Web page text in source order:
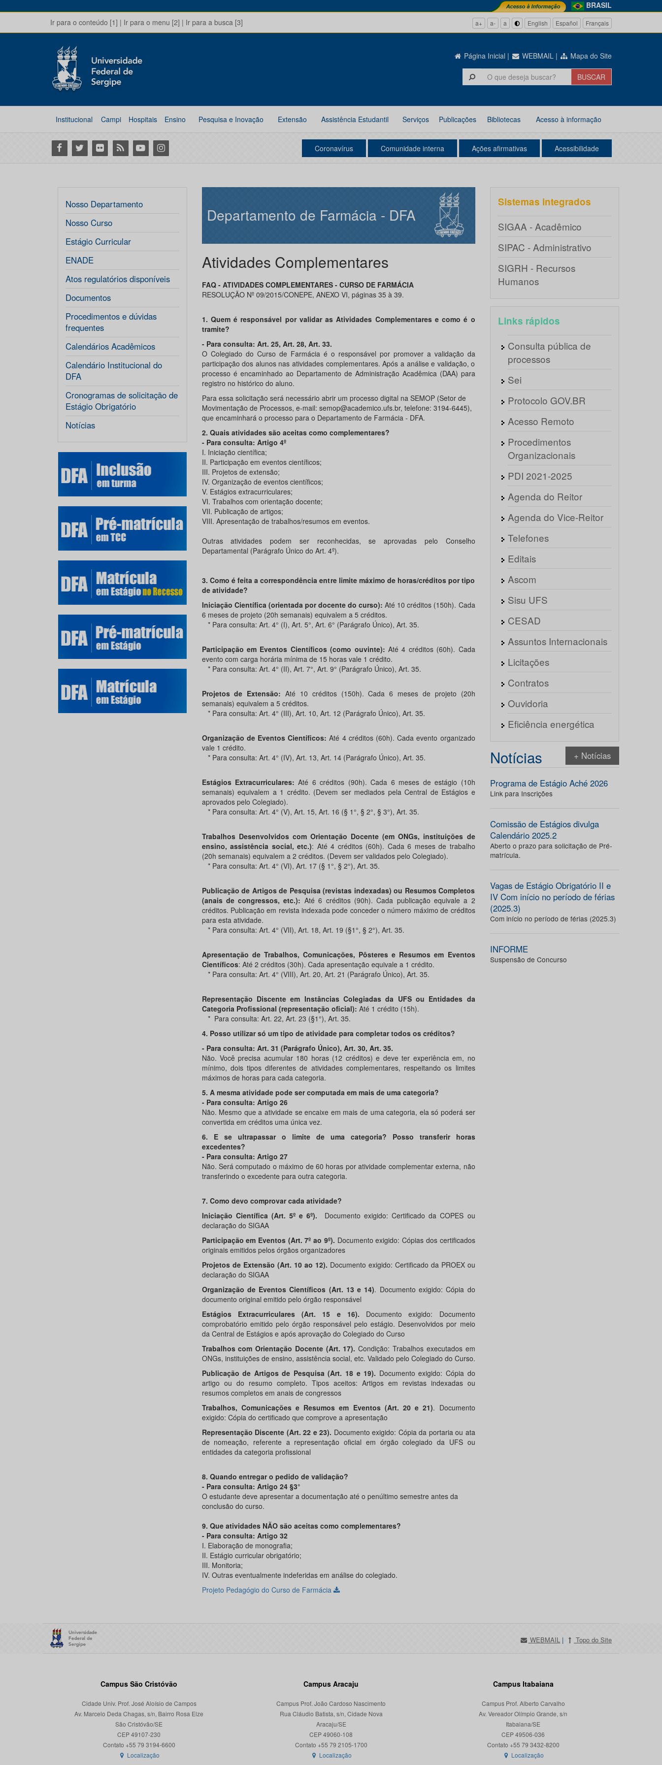
BRASIL
Ir para o conteúdo [1] | Ir para o menu [2] | Ir para a busca [3] a+ a- a English Español Français
Página Inicial | WEBMAIL | Mapa do Site
Institucional Campi Hospitais Ensino Pesquisa e Inovação Extensão Assistência Estudantil Serviços Publicações Bibliotecas Acesso à informação
Facebook
Twitter Flickr RSS YoutubeInstagram Coronavírus Comunidade interna Ações afirmativas Acessibilidade
Nosso Departamento
Nosso Curso
Estágio Curricular
ENADE
Atos regulatórios disponíveis
Documentos
Procedimentos e dúvidas
frequentes
Calendários Acadêmicos
Calendário Institucional do
DFA
Cronogramas de solicitação de
Estágio Obrigatório
Notícias
Departamento de Farmácia - DFA
Atividades Complementares
FAQ - ATIVIDADES COMPLEMENTARES - CURSO DE FARMÁCIA
RESOLUÇÃO Nº 09/2015/CONEPE, ANEXO VI, páginas 35 à 39.
1. Quem é responsável por validar as Atividades Complementares e como é o
tramite?
- Para consulta: Art. 25, Art. 28, Art. 33.
O Colegiado do Curso de Farmácia é o responsável por promover a validação da
participação dos alunos nas atividades complementares. Após a análise e validação, o
processo é encaminhado ao Departamento de Administração Acadêmica (DAA) para
registro no histórico do aluno.
Para essa solicitação será necessário abrir um processo digital na SEMOP (Setor de
Movimentação de Processos, e-mail: semop@academico.ufs.br, telefone: 3194-6445),
que encaminhará o processo para o Departamento de Farmácia - DFA.
2. Quais atividades são aceitas como complementares?
- Para consulta: Artigo 4º
I. Iniciação científica;
II. Participação em eventos científicos;
III. Projetos de extensão;
IV. Organização de eventos científicos;
V. Estágios extracurriculares;
VI. Trabalhos com orientação docente;
VII. Publicação de artigos;
VIII. Apresentação de trabalhos/resumos em eventos.
Outras atividades podem ser reconhecidas, se aprovadas pelo Conselho
Departamental (Parágrafo Único do Art. 4º).
3. Como é feita a correspondência entre limite máximo de horas/créditos por tipo
de atividade?
Iniciação Científica (orientada por docente do curso): Até 10 créditos (150h). Cada
6 meses de projeto (20h semanais) equivalem a 5 créditos.
* Para consulta: Art. 4° (I), Art. 5°, Art. 6° (Parágrafo Único), Art. 35.
Participação em Eventos Científicos (como ouvinte): Até 4 créditos (60h). Cada
evento com carga horária mínima de 15 horas vale 1 crédito.
* Para consulta: Art. 4° (II), Art. 7°, Art. 9° (Parágrafo Único), Art. 35.
Projetos de Extensão: Até 10 créditos (150h). Cada 6 meses de projeto (20h
semanais) equivalem a 5 créditos.
* Para consulta: Art. 4° (III), Art. 10, Art. 12 (Parágrafo Único), Art. 35.
Organização de Eventos Científicos: Até 4 créditos (60h). Cada evento organizado
vale 1 crédito.
* Para consulta: Art. 4° (IV), Art. 13, Art. 14 (Parágrafo Único), Art. 35.
Estágios Extracurriculares:Até 6 créditos (90h). Cada 6 meses de estágio (10h
semanais) equivalem a 1 crédito. (Devem ser mediados pela Central de Estágios e
aprovados pelo Colegiado).
* Para consulta: Art. 4° (V), Art. 15, Art. 16 (§ 1°, § 2°, § 3°), Art. 35.
Trabalhos Desenvolvidos com Orientação Docente (em ONGs, instituições de
ensino, assistência social, etc.): Até 4 créditos (60h). Cada 6 meses de trabalho
(20h semanais) equivalem a 2 créditos. (Devem ser validados pelo Colegiado).
* Para consulta: Art. 4° (VI), Art. 17 (§ 1°, § 2°), Art. 35.
Publicação de Artigos de Pesquisa (revistas indexadas) ou Resumos Completos
(anais de congressos, etc.): Até 6 créditos (90h). Cada publicação equivale a 2
créditos. Publicação em revista indexada pode conceder o número máximo de créditos
para esta atividade.
* Para consulta: Art. 4° (VII), Art. 18, Art. 19 (§1°, § 2°), Art. 35.
Apresentação de Trabalhos, Comunicações, Pôsteres e Resumos em Eventos
Científicos: Até 2 créditos (30h). Cada apresentação equivale a 1 crédito.
* Para consulta: Art. 4° (VIII), Art. 20, Art. 21 (Parágrafo Único), Art. 35.
Representação Discente em Instâncias Colegiadas da UFS ou Entidades da
Categoria Profissional (representação oficial): Até 1 crédito (15h).
* Para consulta: Art. 22, Art. 23 (§1°), Art. 35.
4. Posso utilizar só um tipo de atividade para completar todos os créditos?
- Para consulta: Art. 31 (Parágrafo Único), Art. 30, Art. 35.
Não. Você precisa acumular 180 horas (12 créditos) e deve ter experiência em, no
mínimo, dois tipos diferentes de atividades complementares, respeitando os limites
máximos de horas para cada categoria.
5. A mesma atividade pode ser computada em mais de uma categoria?
- Para consulta: Artigo 26
Não. Mesmo que a atividade se encaixe em mais de uma categoria, ela só poderá ser
convertida em créditos uma única vez.
6. E se ultrapassar o limite de uma categoria? Posso transferir horas
excedentes?
- Para consulta: Artigo 27
Não. Será computado o máximo de 60 horas por atividade complementar externa, não
transferindo o excedente para outra categoria.
7. Como devo comprovar cada atividade?
Iniciação Científica (Art. 5º e 6º).
Documento exigido: Certificado da COPES ou
declaração do SIGAA
Participação em Eventos (Art. 7º ao 9º). Documento exigido: Cópias dos certificados
originais emitidos pelos órgãos organizadores
Projetos de Extensão (Art. 10 ao 12). Documento exigido: Certificado da PROEX ou
declaração do SIGAA
Organização de Eventos Científicos (Art. 13 e 14). Documento exigido: Cópia do
documento original emitido pelo órgão responsável
Estágios Extracurriculares (Art. 15 e 16). Documento exigido: Documento
comprobatório emitido pelo órgão responsável pelo estágio. Desenvolvidos por meio
da Central de Estágios e após aprovação do Colegiado do Curso
Trabalhos com Orientação Docente (Art. 17). Condição: Trabalhos executados em
ONGs, instituições de ensino, assistência social, etc. Validado pelo Colegiado do Curso.
Publicação de Artigos de Pesquisa (Art. 18 e 19). Documento exigido: Cópia do
artigo ou do resumo completo. Tipos aceitos: Artigos em revistas indexadas ou
resumos completos em anais de congressos
Trabalhos, Comunicações e Resumos em Eventos (Art. 20 e 21). Documento
exigido: Cópia do certificado que comprove a apresentação
Representação Discente (Art. 22 e 23). Documento exigido: Cópia da portaria ou ata
de nomeação, referente a representação oficial em órgão colegiado da UFS ou
entidades da categoria profissional
8. Quando entregar o pedido de validação?
- Para consulta: Artigo 24 §3°
O estudante deve apresentar a documentação até o penúltimo semestre antes da
conclusão do curso.
9. Que atividades NÃO são aceitas como complementares?
- Para consulta: Artigo 32
I. Elaboração de monografia;
II. Estágio curricular obrigatório;
III. Monitoria;
IV. Outras eventualmente indeferidas em análise do colegiado.
Projeto Pedagógio do Curso de Farmácia
Sistemas integrados
SIGAA - Acadêmico
SIPAC - Administrativo
SIGRH - Recursos
Humanos
Links rápidos
Consulta pública de
processos
Sei
Protocolo GOV.BR
Acesso Remoto
Procedimentos
Organizacionais
PDI 2021-2025
Agenda do Reitor
Agenda do Vice-Reitor
Telefones
Editais
Ascom
Sisu UFS
CESAD
Assuntos Internacionais
Licitações
Contratos
Ouvidoria
Eficiência energética
Notícias + Notícias
Programa de Estágio Aché 2026
Link para Inscrições
Comissão de Estágios divulga
Calendário 2025.2
Aberto o prazo para solicitação de Pré-
matrícula.
Vagas de Estágio Obrigatório II e
IV Com início no período de férias
(2025.3)
Com início no período de férias (2025.3)
INFORME
Suspensão de Concurso
WEBMAIL | Topo do Site
Campus São Cristóvão
Cidade Univ. Prof. José Aloísio de Campos
Av. Marcelo Deda Chagas, s/n, Bairro Rosa Elze
São Cristóvão/SE
CEP 49107-230
Localização
Campus Aracaju
Campus Prof. João Cardoso Nascimento
Rua Cláudio Batista, s/n, Cidade Nova
Aracaju/SE
CEP 49060-108
Localização
Campus Itabaiana
Campus Prof. Alberto Carvalho
Av. Vereador Olímpio Grande, s/n
Itabaiana/SE
CEP 49506-036
Localização